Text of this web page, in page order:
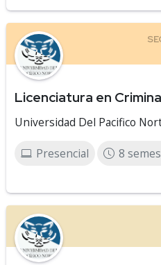
Licenciatura en
Universidad Del Pacifico
Presencial 8